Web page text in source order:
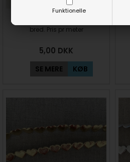
Funktionelle
bred. Pris pr meter
5,00 DKK
SE MERE KØB